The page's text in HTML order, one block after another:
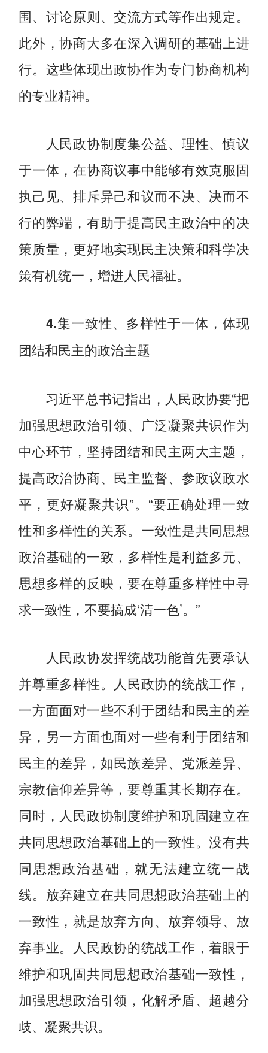
围、讨论原则、交流方式等作出规定。
此外，协商大多在深入调研的基础上进
行。这些体现出政协作为专门协商机构
的专业精神。
人民政协制度集公益、理性、慎议
于一体，在协商议事中能够有效克服固
执己见、排斥异己和议而不决、决而不
行的弊端，有助于提高民主政治中的决
策质量，更好地实现民主决策和科学决
策有机统一，增进人民福祉。
4.集一致性、多样性于一体，体现
团结和民主的政治主题
习近平总书记指出，人民政协要“把
加强思想政治引领、广泛凝聚共识作为
中心环节，坚持团结和民主两大主题，
提高政治协商、民主监督、参政议政水
平，更好凝聚共识”。“要正确处理一致
性和多样性的关系。一致性是共同思想
政治基础的一致，多样性是利益多元、
思想多样的反映，要在尊重多样性中寻
求一致性，不要搞成‘清一色’。”
人民政协发挥统战功能首先要承认
并尊重多样性。人民政协的统战工作，
一方面面对一些不利于团结和民主的差
异，另一方面也面对一些有利于团结和
民主的差异，如民族差异、党派差异、
宗教信仰差异等，要尊重其长期存在。
同时，人民政协制度维护和巩固建立在
共同思想政治基础上的一致性。没有共
同思想政治基础，就无法建立统一战
线。放弃建立在共同思想政治基础上的
一致性，就是放弃方向、放弃领导、放
弃事业。人民政协的统战工作，着眼于
维护和巩固共同思想政治基础一致性，
加强思想政治引领，化解矛盾、超越分
歧、凝聚共识。